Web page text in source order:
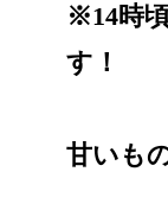
※14時
す！
甘いも